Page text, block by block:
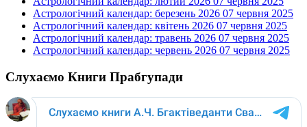
Астрологічний календар: березень 2026 07 червня 2025
Астрологічний календар: квітень 2026 07 червня 2025
Астрологічний календар: травень 2026 07 червня 2025
Астрологічний календар: червень 2026 07 червня 2025
Слухаємо Книги Прабгупади